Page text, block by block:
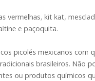
vermelhas, kit kat,
e paçoquita.
picolés mexicanos com
brasileiros. Não
ou produtos químicos